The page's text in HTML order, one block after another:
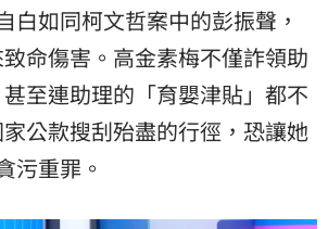
白如同柯文哲案中的彭振聲，
命傷害。高金素梅不僅詐領助
至連助理的「育嬰津貼」都不
公款搜刮殆盡的行徑，恐讓她
污重罪。